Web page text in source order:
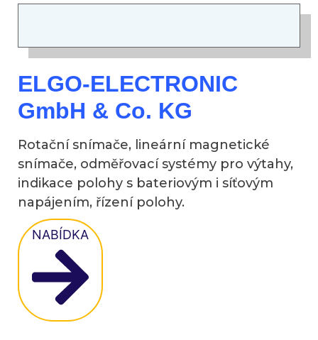
ELGO-ELECTRONIC
GmbH & Co. KG
Rotační snímače, lineární magnetické
snímače, odměřovací systémy pro výtahy,
indikace polohy s bateriovým i síťovým
napájením, řízení polohy.
NABÍDKA